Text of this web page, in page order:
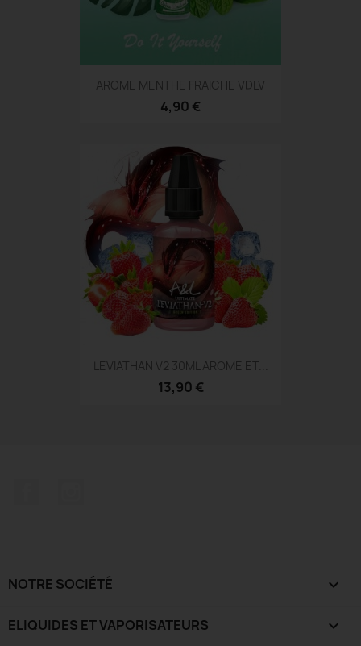
AROME MENTHE FRAICHE VDLV
4,90 €
LEVIATHAN V2 30ML AROME ET...
13,90 €
NOTRE SOCIÉTÉ 
ELIQUIDES ET VAPORISATEURS 